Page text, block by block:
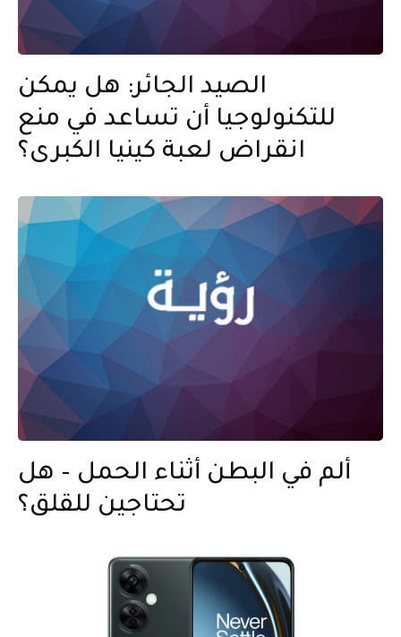
الصيد الجائر: هل يمكن
للتكنولوجيا أن تساعد في منع
انقراض لعبة كينيا الكبرى؟
ألم في البطن أثناء الحمل – هل
تحتاجين للقلق؟